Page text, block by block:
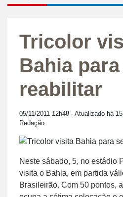
Tricolor
Bahia
reabilitar
05/11/2011 12h48 - Atualizado há
Redação
Neste sábado, 5, no estádio
visita o Bahia, em partida
Brasileirão. Com 50 pontos,